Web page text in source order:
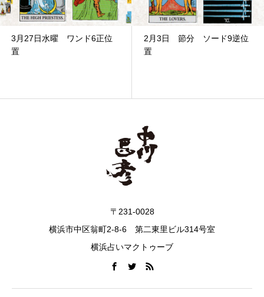
2月3日 節分 ソード9逆位
置
5月1日 【Ⅴ 法王】
〒231-0028
横浜市中区翁町2-8-6 第二東里ビル314号室
横浜占いマクトゥーブ